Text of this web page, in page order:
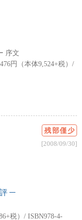
序文
円（本体9,524+税）/
税）/ ISBN978-4-
残部僅少
[2008/09/30]